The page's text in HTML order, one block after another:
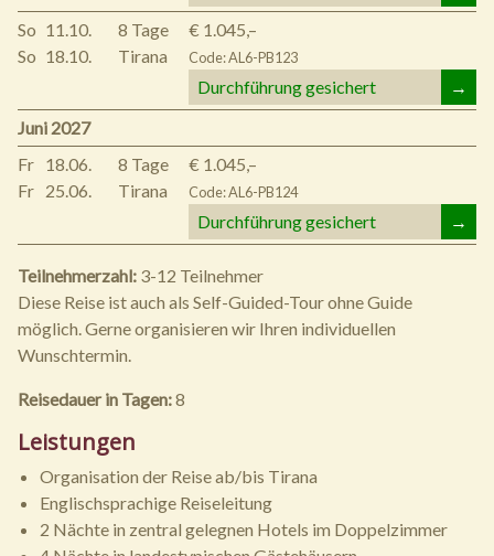
So
So
11.10.
18.10.
8 Tage
Tirana
€ 1.045,–
Code: AL6-PB123
Durchführung gesichert
→
Juni 2027
Fr
Fr
18.06.
25.06.
8 Tage
Tirana
€ 1.045,–
Code: AL6-PB124
Durchführung gesichert →
Teilnehmerzahl: 3-12 Teilnehmer
Diese Reise ist auch als Self-Guided-Tour ohne Guide
möglich. Gerne organisieren wir Ihren individuellen
Wunschtermin.
Reisedauer in Tagen:8
Leistungen
Organisation der Reise ab/bis Tirana
Englischsprachige Reiseleitung
2 Nächte in zentral gelegnen Hotels im Doppelzimmer